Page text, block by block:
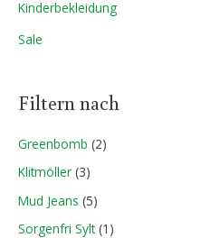
Kinderbekleidung
Sale
Filtern nach
Greenbomb (2)
Klitmöller (3)
Mud Jeans (5)
Sorgenfri Sylt (1)